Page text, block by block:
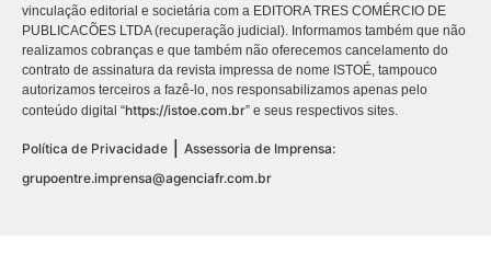
vinculação editorial e societária com a EDITORA TRES COMÉRCIO DE
PUBLICACÕES LTDA (recuperação judicial). Informamos também que não
realizamos cobranças e que também não oferecemos cancelamento do
contrato de assinatura da revista impressa de nome ISTOÉ, tampouco
autorizamos terceiros a fazê-lo, nos responsabilizamos apenas pelo
conteúdo digital “https://istoe.com.br” e seus respectivos sites.
Política de Privacidade
Assessoria de Imprensa:
grupoentre.imprensa@agenciafr.com.br